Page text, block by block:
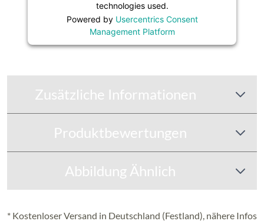
technologies used.
Powered by Usercentrics Consent
Management Platform
Zusätzliche Informationen
Produktbewertungen
Abbildung Ähnlich
* Kostenloser Versand in Deutschland (Festland), nähere Infos